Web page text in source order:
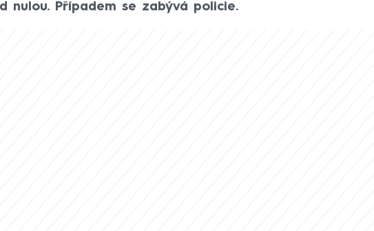
nulou. Případem se zabývá policie.